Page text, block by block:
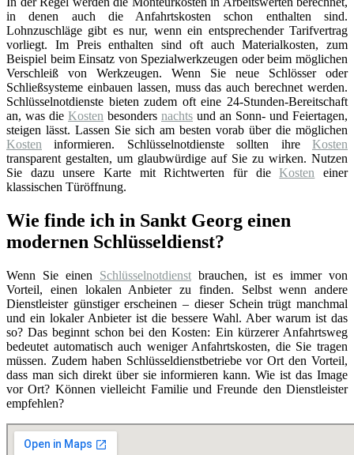
in denen auch die Anfahrtskosten schon enthalten sind.
Lohnzuschläge gibt es nur, wenn ein entsprechender Tarifvertrag
vorliegt. Im Preis enthalten sind oft auch Materialkosten, zum
Beispiel beim Einsatz von Spezialwerkzeugen oder beim möglichen
Verschleiß von Werkzeugen. Wenn Sie neue Schlösser oder
Schließsysteme einbauen lassen, muss das auch berechnet werden.
Schlüsselnotdienste bieten zudem oft eine 24-Stunden-Bereitschaft
an, was die Kosten besonders nachts und an Sonn- und Feiertagen,
steigen lässt. Lassen Sie sich am besten vorab über die möglichen
Kosten informieren. Schlüsselnotdienste sollten ihre Kosten
transparent gestalten, um glaubwürdige auf Sie zu wirken. Nutzen
Sie dazu unsere Karte mit Richtwerten für dieKosten einer
klassischen Türöffnung.
Wie finde ich in Sankt Georg einen
modernen Schlüsseldienst?
Wenn Sie einen Schlüsselnotdienst brauchen, ist es immer von
Vorteil, einen lokalen Anbieter zu finden. Selbst wenn andere
Dienstleister günstiger erscheinen – dieser Schein trügt manchmal
und ein lokaler Anbieter ist die bessere Wahl. Aber warum ist das
so? Das beginnt schon bei den Kosten: Ein kürzerer Anfahrtsweg
bedeutet automatisch auch weniger Anfahrtskosten, die Sie tragen
müssen. Zudem haben Schlüsseldienstbetriebe vor Ort den Vorteil,
dass man sich direkt über sie informieren kann. Wie ist das Image
vor Ort? Können vielleicht Familie und Freunde den Dienstleister
empfehlen?